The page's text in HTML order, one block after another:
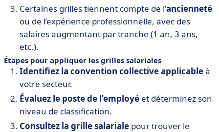
Certaines grilles tiennent compte de l’ancienneté
ou de l’expérience professionnelle, avec des
salaires augmentant par tranche (1 an, 3 ans,
etc.).
Étapes pour appliquer les grilles salariales
Identifiez la convention collective applicableà
votre secteur.
Évaluez le poste de l’employé et déterminez son
niveau de classification.
Consultez la grille salariale pour trouver le